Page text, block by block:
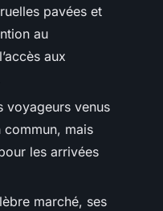
pavées et
au
aux
venus
mais
les arrivées
marché, ses